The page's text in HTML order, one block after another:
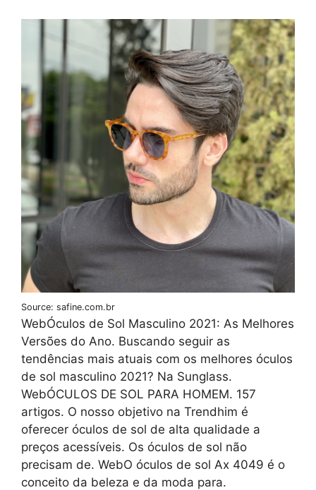
Source: safine.com.br
WebÓculos de Sol Masculino 2021: As Melhores
Versões do Ano. Buscando seguir as
tendências mais atuais com os melhores óculos
de sol masculino 2021? Na Sunglass.
WebÓCULOS DE SOL PARA HOMEM. 157
artigos. O nosso objetivo na Trendhim é
oferecer óculos de sol de alta qualidade a
preços acessíveis. Os óculos de sol não
precisam de. WebO óculos de sol Ax 4049 é o
conceito da beleza e da moda para.